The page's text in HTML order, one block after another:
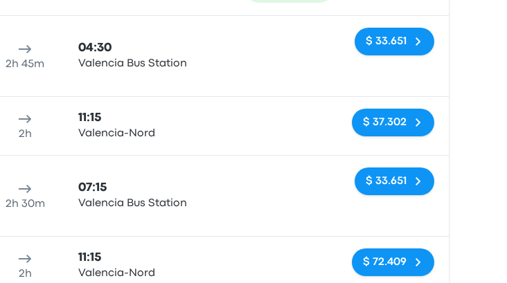
2h 45m
04:30
Valencia Bus Station
Sin etiquetas
$ 33.651
2h
11:15
Valencia-Nord
Sin etiquetas
$ 37.302
2h 30m
07:15
Valencia Bus Station
Sin etiquetas
$ 33.651
2h
11:15
Valencia-Nord
Sin etiquetas
$ 72.409